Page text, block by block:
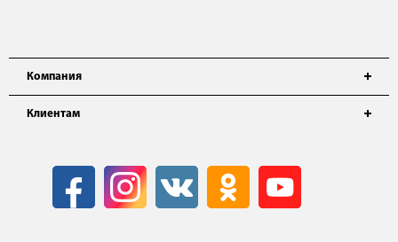
Компания
Клиентам